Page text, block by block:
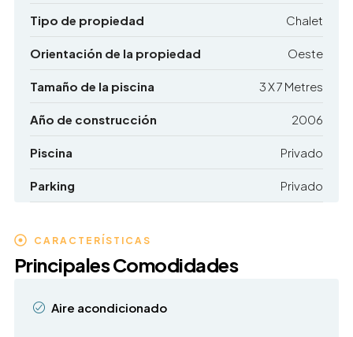
Tipo de propiedad Chalet
Orientación de la propiedad Oeste
Tamaño de la piscina 3 X 7 Metres
Año de construcción 2006
Piscina Privado
Parking Privado
CARACTERÍSTICAS
Principales Comodidades
Aire acondicionado